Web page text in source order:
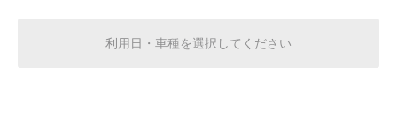
利用日・車種を選択してください